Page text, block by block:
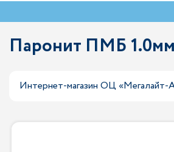
Паронит ПМБ
Интернет-магазин ОЦ «Мегалайт-